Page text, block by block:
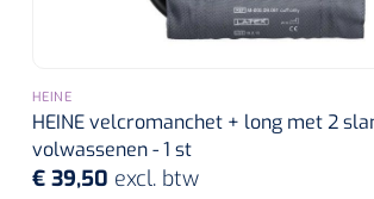
HEINE
HEINE velcromanchet + long met 2
volwassenen - 1 st
€ 39,50 excl. btw